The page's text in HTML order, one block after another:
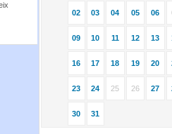
02 03 04 05 06
09 10 11 12 13
16 17 18 19 20
23 24 25 26 27
30 31